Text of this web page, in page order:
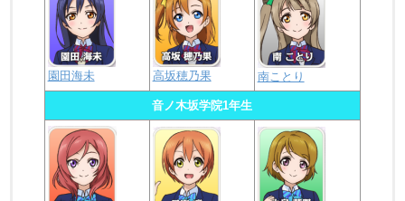
園田海未 高坂穂乃果 南ことり
音ノ木坂学院1年生